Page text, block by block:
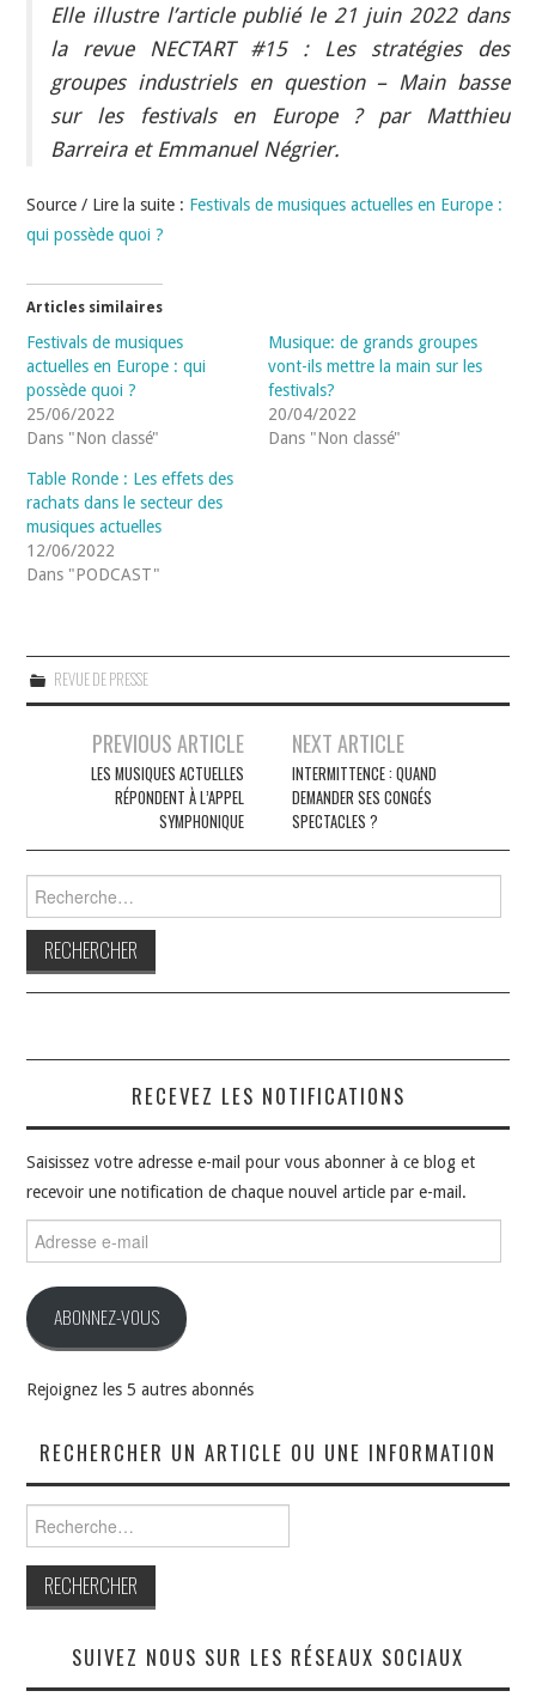
Elle illustre l’article publié le 21 juin 2022 dans
la revue NECTART #15 : Les stratégies des
groupes industriels en question – Main basse
sur les festivals en Europe ? par Matthieu
Barreira et Emmanuel Négrier.
Source / Lire la suite : Festivals de musiques actuelles en Europe :
qui possède quoi ?
Articles similaires
Festivals de musiques
actuelles en Europe : qui
possède quoi ?
25/06/2022
Dans "Non classé"
Musique: de grands groupes
vont-ils mettre la main sur les
festivals?
20/04/2022
Dans "Non classé"
Table Ronde : Les effets des
rachats dans le secteur des
musiques actuelles
12/06/2022
Dans "PODCAST"
REVUE DE PRESSE
NavigationPREVIOUS ARTICLE
LES MUSIQUES ACTUELLES
RÉPONDENT À L’APPEL
SYMPHONIQUE
NEXT ARTICLE
INTERMITTENCE : QUAND
DEMANDER SES CONGÉS
SPECTACLES ?
RECEVEZ LES NOTIFICATIONS
Saisissez votre adresse e-mail pour vous abonner à ce blog et
recevoir une notification de chaque nouvel article par e-mail.
e-
ABONNEZ-VOUS
Rejoignez les 5 autres abonnés
RECHERCHER UN ARTICLE OU UNE INFORMATION
SUIVEZ NOUS SUR LES RÉSEAUX SOCIAUX